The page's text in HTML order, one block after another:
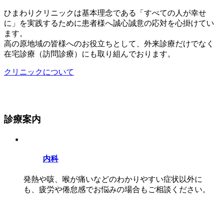
ひまわりクリニックは基本理念である「すべての人が幸せ
に」を実践するために患者様へ誠心誠意の応対を心掛けてい
ます。
高の原地域の皆様へのお役立ちとして、外来診療だけでなく
在宅診療（訪問診療）にも取り組んでおります。
クリニックについて
診療案内
内科
発熱や咳、喉が痛いなどのわかりやすい症状以外に
も、疲労や倦怠感でお悩みの場合もご相談ください。